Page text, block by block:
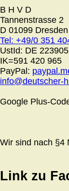
B H V D
Tannenstrasse 2
D 01099 Dresden
Tel: +49/0 351
UstId: DE
IK=591 420 965
PayPal:
info@deutscher-
Google Plus-
Wir sind nach §4
Link zu